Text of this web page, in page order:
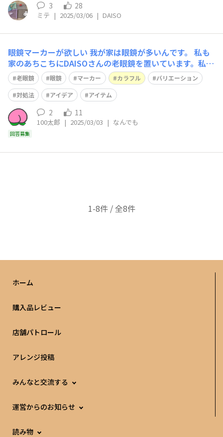
3 28
ミテ | 2025/03/06 | DAISO
眼鏡マーカーが欲しい 我が家は眼鏡が多いんです。 私も
家のあちこちにDAISOさんの老眼鏡を置いています。私だ
けならまだしも、ルールを決めずにその時の気分で皆DAI
SOで買ってくるものだから、どれが誰のだか、かけてみ
ないと度数も分からずじまい。 後付けのマーカーが複数
老眼鏡 眼鏡 マーカー カラフル
バリエーション
対処法
アイデア アイテム
回答募集
2 11
100太郎 | 2025/03/03 | なんでも
1-8件 / 全8件
ホーム
購入品レビュー
店舗パトロール
アレンジ投稿
みんなと交流する
運営からのお知らせ
読み物